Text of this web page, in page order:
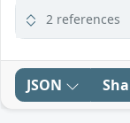
2 references
JSON